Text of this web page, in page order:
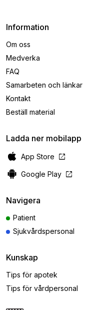
Information
Om oss
Medverka
FAQ
Samarbeten och länkar
Kontakt
Beställ material
Ladda ner mobilapp
App Store open_in_new
Google Play open_in_new
Navigera
Patient
Sjukvårdspersonal
Kunskap
Tips för apotek
Tips för vårdpersonal